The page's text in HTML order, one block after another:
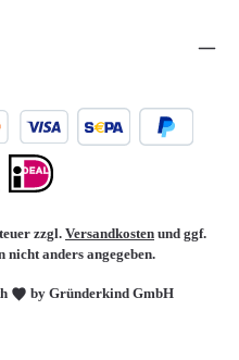
by Gründerkind GmbH
zzgl.Versandkosten und ggf.
nicht anders angegeben.